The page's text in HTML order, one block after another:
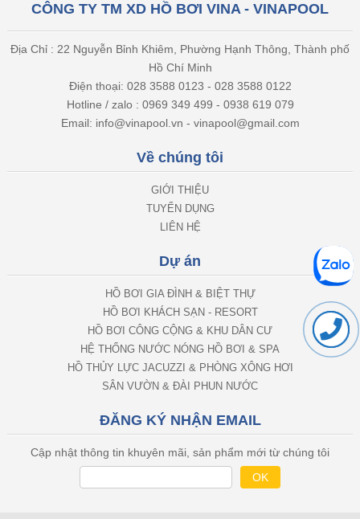
CÔNG TY TM XD HỒ BƠI VINA - VINAPOOL
Địa Chỉ : 22 Nguyễn Bỉnh Khiêm, Phường Hạnh Thông, Thành phố
Hồ Chí Minh
Điện thoại: 028 3588 0123 - 028 3588 0122
Hotline / zalo : 0969 349 499 - 0938 619 079
Email: info@vinapool.vn - vinapool@gmail.com
Về chúng tôi
GIỚI THIỆU
TUYỂN DỤNG
LIÊN HỆ
Dự án
HỒ BƠI GIA ĐÌNH & BIỆT THỰ
HỒ BƠI KHÁCH SẠN - RESORT
HỒ BƠI CÔNG CỘNG & KHU DÂN CƯ
HỆ THỐNG NƯỚC NÓNG HỒ BƠI & SPA
HỒ THỦY LỰC JACUZZI & PHÒNG XÔNG HƠI
SÂN VƯỜN & ĐÀI PHUN NƯỚC
ĐĂNG KÝ NHẬN EMAIL
Cập nhật thông tin khuyên mãi, sản phẩm mới từ chúng tôi